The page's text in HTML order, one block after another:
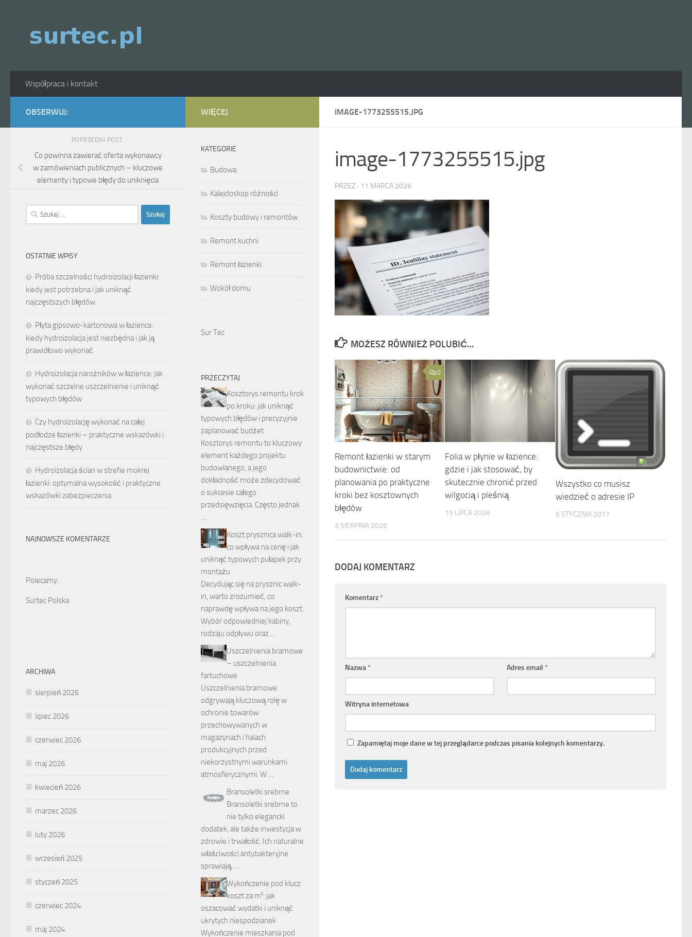
Współpraca i kontakt
IMAGE-1773255515.JPG
image-1773255515.jpg
PRZEZ · 11 MARCA 2026
MOŻESZ RÓWNIEŻ POLUBIĆ…
0
Remont łazienki w starym
budownictwie: od
planowania po praktyczne
kroki bez kosztownych
błędów
3 SIERPNIA 2026
Folia w płynie w łazience:
gdzie i jak stosować, by
skutecznie chronić przed
wilgocią i pleśnią
15 LIPCA 2026
Wszystko co musisz
wiedzieć o adresie IP
6 STYCZNIA 2017
DODAJ KOMENTARZ
Komentarz*
Nazwa* Adres email*
Witryna internetowa
Zapamiętaj moje dane w tej przeglądarce podczas pisania kolejnych komentarzy.
OBSERWUJ:
POPRZEDNI POST
Co powinna zawierać oferta wykonawcy
w zamówieniach publicznych – kluczowe
elementy i typowe błędy do uniknięcia
Szukaj:
OSTATNIE WPISY
Próba szczelności hydroizolacji łazienki:
kiedy jest potrzebna i jak uniknąć
najczęstszych błędów
Płyta gipsowo-kartonowa w łazience:
kiedy hydroizolacja jest niezbędna i jak ją
prawidłowo wykonać
Hydroizolacja narożników w łazience: jak
wykonać szczelne uszczelnienie i uniknąć
typowych błędów
Czy hydroizolację wykonać na całej
podłodze łazienki – praktyczne wskazówki i
najczęstsze błędy
Hydroizolacja ścian w strefie mokrej
łazienki: optymalna wysokość i praktyczne
wskazówki zabezpieczenia
NAJNOWSZE KOMENTARZE
Polecamy:
Surtec Polska
ARCHIWA
sierpień 2026
lipiec 2026
czerwiec 2026
maj 2026
kwiecień 2026
marzec 2026
luty 2026
wrzesień 2025
styczeń 2025
czerwiec 2024
maj 2024
WIĘCEJ
KATEGORIE
Budowa
Kalejdoskop różności
Koszty budowy i remontów
Remont kuchni
Remont łazienki
Wokół domu
Sur Tec
PRZECZYTAJ
Kosztorys remontu krok
po kroku: jak uniknąć
typowych błędów i precyzyjnie
zaplanować budżet
Kosztorys remontu to kluczowy
element każdego projektu
budowlanego, a jego
dokładność może zdecydować
o sukcesie całego
przedsięwzięcia. Często jednak
…
Koszt prysznica walk-in:
co wpływa na cenę i jak
uniknąć typowych pułapek przy
montażu
Decydując się na prysznic walk-
in, warto zrozumieć, co
naprawdę wpływa na jego koszt.
Wybór odpowiedniej kabiny,
rodzaju odpływu oraz …
Uszczelnienia bramowe
– uszczelnienia
fartuchowe
Uszczelnienia bramowe
odgrywają kluczową rolę w
ochronie towarów
przechowywanych w
magazynach i halach
produkcyjnych przed
niekorzystnymi warunkami
atmosferycznymi. W …
Bransoletki srebrne
Bransoletki srebrne to
nie tylko elegancki
dodatek, ale także inwestycja w
zdrowie i trwałość. Ich naturalne
właściwości antybakteryjne
sprawiają, …
Wykończenie pod klucz
koszt za m²: jak
oszacować wydatki i uniknąć
ukrytych niespodzianek
Wykończenie mieszkania pod